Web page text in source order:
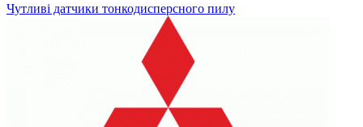
Чутливі датчики тонкодисперсного пилу